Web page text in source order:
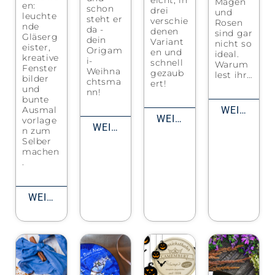
en:
leuchte
nde
Gläserg
eister,
kreative
Fenster
bilder
und
bunte
Ausmal
vorlage
n zum
Selber
machen
.
WEITERLESEN
schon
steht er
da -
dein
Origam
i-
Weihna
chtsma
nn!
WEITERLESEN
drei
verschie
denen
Variant
en und
schnell
gezaub
ert!
WEITERLESEN
und
Rosen
sind gar
nicht so
ideal.
Warum
lest ihr…
WEITERLESEN